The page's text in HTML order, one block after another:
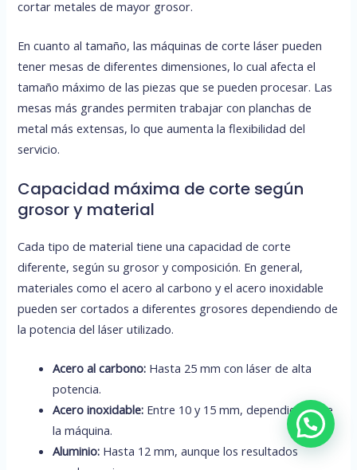
cortar metales de mayor grosor.
En cuanto al tamaño, las máquinas de corte láser pueden
tener mesas de diferentes dimensiones, lo cual afecta el
tamaño máximo de las piezas que se pueden procesar. Las
mesas más grandes permiten trabajar con planchas de
metal más extensas, lo que aumenta la flexibilidad del
servicio.
Capacidad máxima de corte según
grosor y material
Cada tipo de material tiene una capacidad de corte
diferente, según su grosor y composición. En general,
materiales como el acero al carbono y el acero inoxidable
pueden ser cortados a diferentes grosores dependiendo de
la potencia del láser utilizado.
Acero al carbono: Hasta 25 mm con láser de alta
potencia.
Acero inoxidable: Entre 10 y 15 mm, dependiendo de
la máquina.
Aluminio: Hasta 12 mm, aunque los resultados